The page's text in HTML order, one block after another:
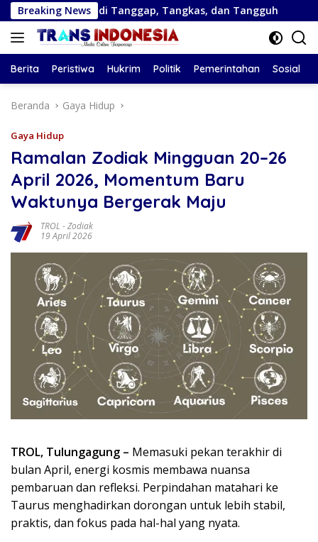
Langsung
ke
konten
Breaking News
Tanggap, Tangkas, dan Tangguh Bank Jatim
Berita Peristiwa Hukrim Politik Pemerintahan Sosial
Beranda Gaya Hidup
Gaya Hidup
Ramalan Zodiak Mingguan 20–26
April 2026, Momentum Baru
Waktunya Bergerak Maju
TROL -Zodiak
19 April 2026
TROL, Tulungagung – Memasuki pekan terakhir di
bulan April, energi kosmis membawa nuansa
pembaruan dan refleksi. Perpindahan matahari ke
Taurus menghadirkan dorongan untuk lebih stabil,
praktis, dan fokus pada hal-hal yang nyata.